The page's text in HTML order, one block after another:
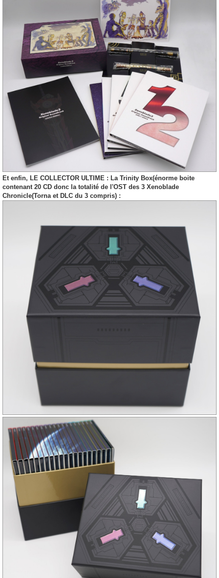
Et enfin, LE COLLECTOR ULTIME : La Trinity Box(énorme boite
contenant 20 CD donc la totalité de l'OST des 3 Xenoblade
Chronicle(Torna et DLC du 3 compris) :